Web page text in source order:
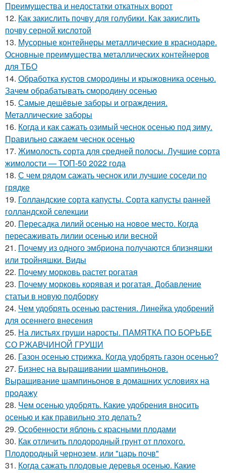
Преимущества и недостатки откатных ворот
12. Как закислить почву для голубики. Как закислить
почву серной кислотой
13. Мусорные контейнеры металлические в краснодаре.
Основные преимущества металлических контейнеров
для ТБО
14. Обработка кустов смородины и крыжовника осенью.
Зачем обрабатывать смородину осенью
15. Самые дешёвые заборы и ограждения.
Металлические заборы
16. Когда и как сажать озимый чеснок осенью под зиму.
Правильно сажаем чеснок осенью
17. Жимолость сорта для средней полосы. Лучшие сорта
жимолости — ТОП-50 2022 года
18. С чем рядом сажать чеснок или лучшие соседи по
грядке
19. Голландские сорта капусты. Сорта капусты ранней
голландской селекции
20. Пересадка лилий осенью на новое место. Когда
пересаживать лилии осенью или весной
21. Почему из одного эмбриона получаются близняшки
или тройняшки. Виды
22. Почему морковь растет рогатая
23. Почему морковь корявая и рогатая. Добавление
статьи в новую подборку
24. Чем удобрять осенью растения. Линейка удобрений
для осеннего внесения
25. На листьях груши наросты. ПАМЯТКА ПО БОРЬБЕ
СО РЖАВЧИНОЙ ГРУШИ
26. Газон осенью стрижка. Когда удобрять газон осенью?
27. Бизнес на выращивании шампиньонов.
Выращивание шампиньонов в домашних условиях на
продажу
28. Чем осенью удобрять. Какие удобрения вносить
осенью и как правильно это делать?
29. Особенности яблонь с красными плодами
30. Как отличить плодородный грунт от плохого.
Плодородный чернозем, или "царь почв"
31. Когда сажать плодовые деревья осенью. Какие